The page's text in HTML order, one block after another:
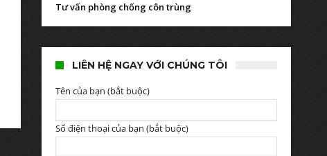
Tư vấn phòng chống côn trùng
LIÊN HỆ NGAY VỚI CHÚNG TÔI
Tên của bạn (bắt buộc)
Số điện thoại của bạn (bắt buộc)